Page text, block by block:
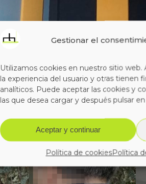
Gestionar el
Utilizamos cookies en nuestro sitio web.
la experiencia del usuario y otras tienen
analíticos. Puede aceptar las cookies y
las que desea cargar y después pulsar
Aceptar y continuar
Política de cookiesPolítica